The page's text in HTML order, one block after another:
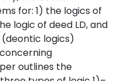
for: 1) the logics of
logic of deed LD, and
logics)
outlines the